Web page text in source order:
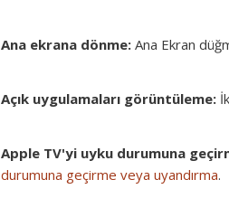
Ana ekrana dönme: Ana Ekran
Açık uygulamaları görüntüleme:
Apple TV'yi uyku durumuna
durumuna geçirme veya uyandırma.